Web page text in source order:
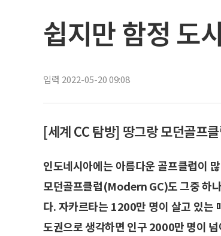
쉽지만 함정 도
입력 2022-05-20 09:08
[세계 CC 탐방] 땅그랑 모던골프
인도네시아에는 아름다운 골프클럽이
모던골프클럽(Modern GC)도 그중 하
다. 자카르타는 1200만 명이 살고 있는
도권으로 생각하면 인구 2000만 명이